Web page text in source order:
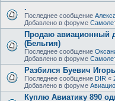
.
Последнее сообщение
Добавлено в форуме
Продаю авиационный
(Бельгия)
Последнее сообщение
Добавлено в форуме
Разбился Буевич
Последнее сообщение DIR «
Добавлено в форуме
Куплю Авиатику 890